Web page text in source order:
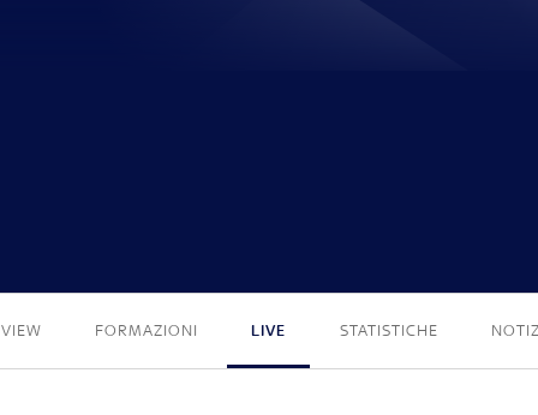
FORMAZIONI LIVE STATISTICHE